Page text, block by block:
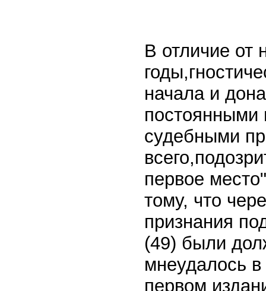
В отличие от
начала и
постоянными
судебными
первое
тому, что
признания
(49) были
мнеудалось в
первом